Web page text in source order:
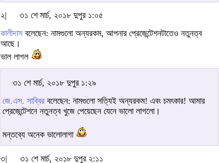
২|
৩১ শে মার্চ, ২০১৮ দুপুর ১:০৫
কালীদাস বলেছেন: নামগুলো অন্যরকম, আপনার প্রেজেন্টেশনটাতেও নতুনত্ব
আছে।
ভাল লাগল
৩১ শে মার্চ, ২০১৮ দুপুর ১:২৯
জে.এস. সাব্বির বলেছেন: নামগুলো সত্যিই অন্যরকম! এবং চমৎকার! আমার
প্রেজেন্টেশনে নতুনত্ব খুজে পেয়েছেন যেনে ভালো লাগলো।
মন্তব্যে অনেক ভালোলাগা
৩| ৩১ শে মার্চ, ২০১৮ দুপুর ২:১১